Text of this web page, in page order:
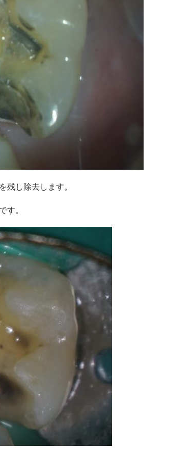
残し除去します。
す。